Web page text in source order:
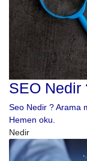
SEO Nedir
Seo Nedir ? Arama
Hemen oku.
Nedir